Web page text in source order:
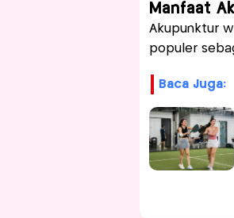
Manfaat
Akupunktur
populer
Baca Juga: